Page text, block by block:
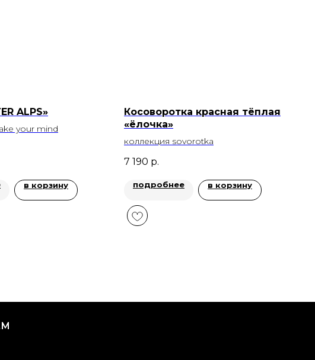
ALPS»
your mind
в корзину
Косоворотка красная тёплая
«ёлочка»
коллекция sovorotka
7 190 р.
подробнее в корзину